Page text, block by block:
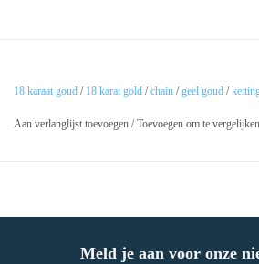
18 karaat goud / 18 karat gold /chain /geel goud /
Aan verlanglijst toevoegen /Toevoegen om te vergelijken
Meld je aan voor onze